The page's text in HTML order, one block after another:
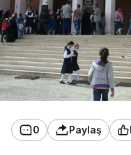
0 Paylaş